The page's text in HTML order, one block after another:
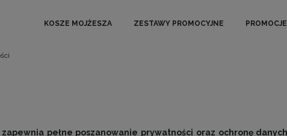
KOSZE MOJŻESZA ZESTAWY PROMOCYJNE PROMOCJE
pełne poszanowanie prywatności oraz ochronę